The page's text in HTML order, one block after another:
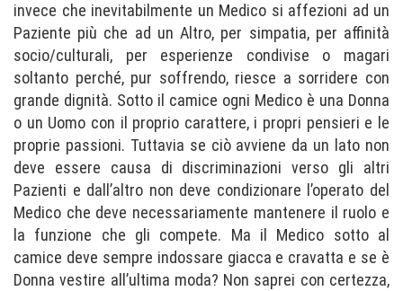
invece che inevitabilmente un Medico si affezioni ad un
Paziente più che ad un Altro, per simpatia, per affinità
socio/culturali, per esperienze condivise o magari
soltanto perché, pur soffrendo, riesce a sorridere con
grande dignità. Sotto il camice ogni Medico è una Donna
o un Uomo con il proprio carattere, i propri pensieri e le
proprie passioni. Tuttavia se ciò avviene da un lato non
deve essere causa di discriminazioni verso gli altri
Pazienti e dall’altro non deve condizionare l’operato del
Medico che deve necessariamente mantenere il ruolo e
la funzione che gli compete. Ma il Medico sotto al
camice deve sempre indossare giacca e cravatta e se è
Donna vestire all’ultima moda? Non saprei con certezza,